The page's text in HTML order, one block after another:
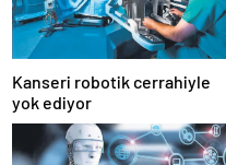
Kanseri robotik cerrahiyle
yok ediyor